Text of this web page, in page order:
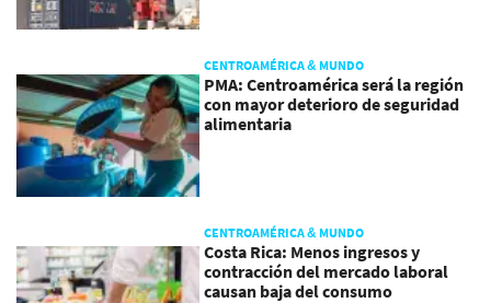
CENTROAMÉRICA & MUNDO
PMA: Centroamérica será la región
con mayor deterioro de seguridad
alimentaria
CENTROAMÉRICA & MUNDO
Costa Rica: Menos ingresos y
contracción del mercado laboral
causan baja del consumo